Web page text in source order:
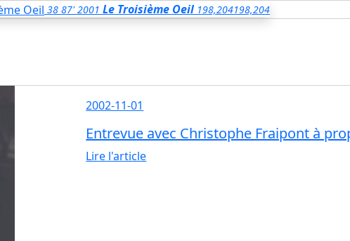
38 87' 2001 Le Troisième Oeil 198,204198,204
2002-11-01
Entrevue avec Christophe Fraipont à
Lire l'article